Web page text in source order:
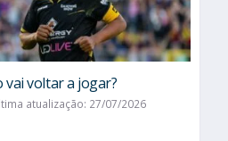
vai voltar a jogar?
atualização: 27/07/2026